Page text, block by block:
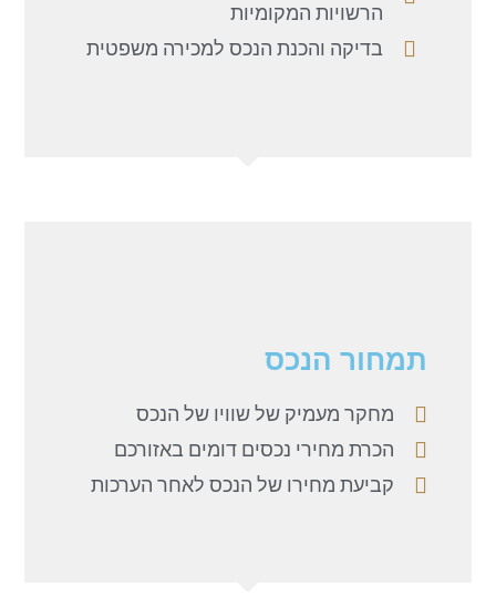
הרשויות המקומיות
בדיקה והכנת הנכס למכירה משפטית
תמחור הנכס
מחקר מעמיק של שוויו של הנכס
הכרת מחירי נכסים דומים באזורכם
קביעת מחירו של הנכס לאחר הערכות